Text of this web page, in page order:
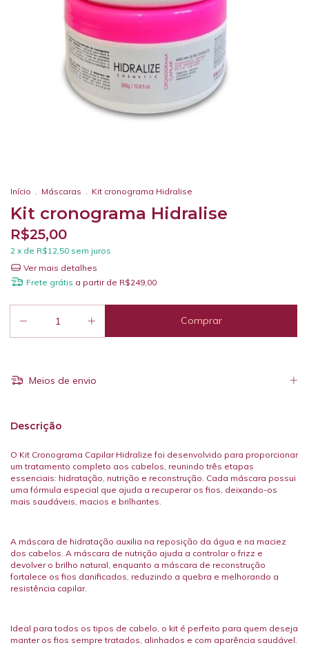
Início . Máscaras . Kit cronograma Hidralise
Kit cronograma Hidralise
R$25,00
2 x de R$12,50 sem juros
Ver mais detalhes
Frete grátis a partir de R$249,00
Meios de envio
Descrição
O Kit Cronograma Capilar Hidralize foi desenvolvido para proporcionar
um tratamento completo aos cabelos, reunindo três etapas
essenciais: hidratação, nutrição e reconstrução. Cada máscara possui
uma fórmula especial que ajuda a recuperar os fios, deixando-os
mais saudáveis, macios e brilhantes.
A máscara de hidratação auxilia na reposição da água e na maciez
dos cabelos. A máscara de nutrição ajuda a controlar o frizz e
devolver o brilho natural, enquanto a máscara de reconstrução
fortalece os fios danificados, reduzindo a quebra e melhorando a
resistência capilar.
Ideal para todos os tipos de cabelo, o kit é perfeito para quem deseja
manter os fios sempre tratados, alinhados e com aparência saudável.